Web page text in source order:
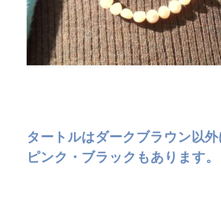
タートルはダークブラウン以外
ピンク・ブラックもあります。